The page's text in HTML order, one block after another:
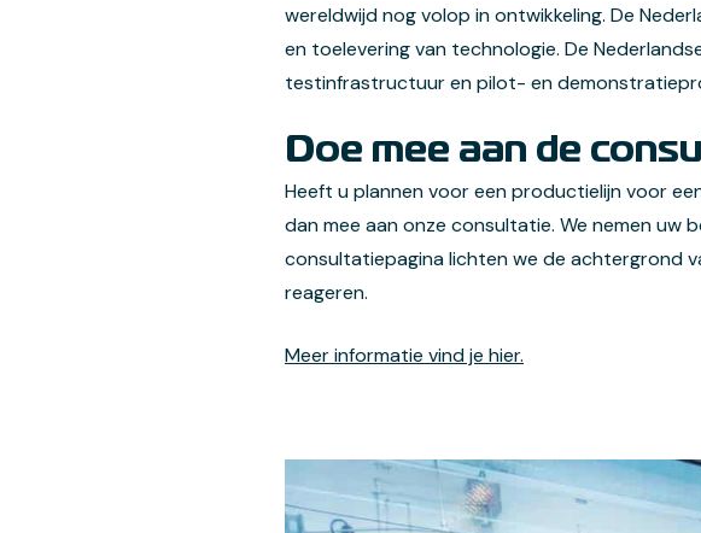
wereldwijd nog volop in ontwikkeling. De
en toelevering van technologie. De
testinfrastructuur en pilot- en
Doe mee aan de
Heeft u plannen voor een productielijn voor
dan mee aan onze consultatie. We nemen uw
consultatiepagina lichten we de achtergrond
reageren.
Meer informatie vind je hier.